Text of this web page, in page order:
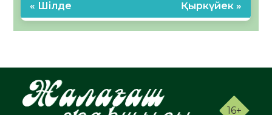
« Шілде Қыркүйек »
16+